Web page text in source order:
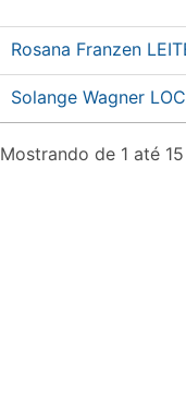
Rosana Franzen
Solange Wagner
Mostrando de 1 até